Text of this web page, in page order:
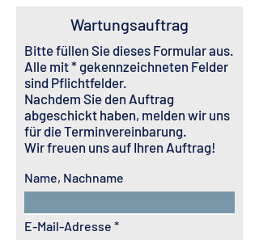
Wartungsauftrag
Bitte füllen Sie dieses Formular aus.
Alle mit * gekennzeichneten Felder
sind Pflichtfelder.
Nachdem Sie den Auftrag
abgeschickt haben, melden wir uns
für die Terminvereinbarung.
Wir freuen uns auf Ihren Auftrag!
Name, Nachname
E-Mail-Adresse